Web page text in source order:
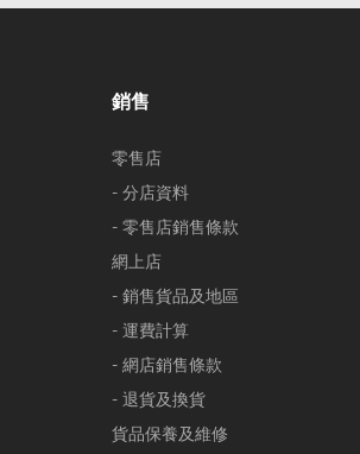
銷售
零售店
- 分店資料
- 零售店銷售條款
網上店
- 銷售貨品及地區
- 運費計算
- 網店銷售條款
- 退貨及換貨
貨品保養及維修